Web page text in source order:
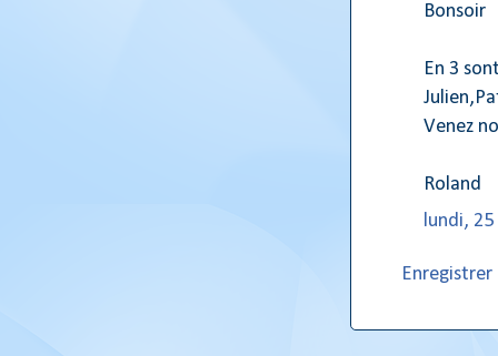
Bonsoir
En 3
Venez
Roland
lundi,